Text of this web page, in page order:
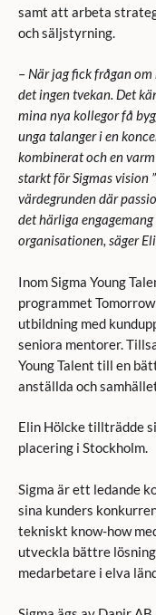
samt att arbeta
och säljstyrning.
– När jag fick frågan om
det ingen tvekan. Det
mina nya kollegor få
unga talanger i en
kombinerat och en
starkt för Sigmas vision
värdegrunden där
det härliga
organisationen, säger
Inom Sigma Young
programmet
utbildning med
seniora mentorer.
Young Talent till en
anställda och
Elin Hölcke tillträdde
placering i Stockholm.
Sigma är ett ledande
sina kunders
tekniskt know-how
utveckla bättre
medarbetare i elva